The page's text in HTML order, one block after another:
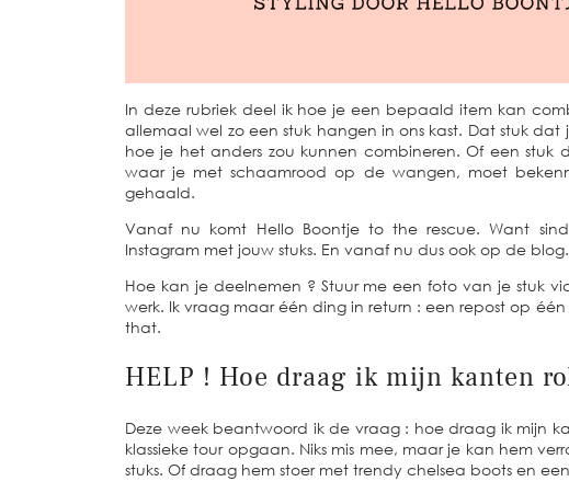
In deze rubriek deel ik hoe je een bepaald item kan
allemaal wel zo een stuk hangen in ons kast. Dat stuk
hoe je het anders zou kunnen combineren. Of een
waar je met schaamrood op de wangen, moet
gehaald.
Vanaf nu komt Hello Boontje to the rescue. Want
Instagram met jouw stuks. En vanaf nu dus ook op de blog.
Hoe kan je deelnemen ? Stuur me een foto van je stuk
werk. Ik vraag maar één ding in return : een repost op
that.
HELP ! Hoe draag ik mijn kanten
Deze week beantwoord ik de vraag : hoe draag ik mijn
klassieke tour opgaan. Niks mis mee, maar je kan hem
stuks. Of draag hem stoer met trendy chelsea boots en